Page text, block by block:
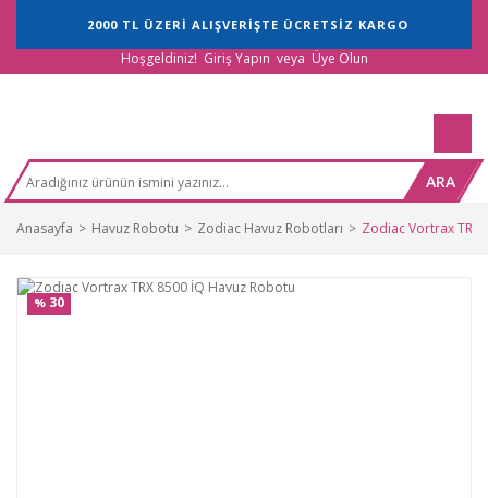
2000 TL ÜZERİ ALIŞVERİŞTE ÜCRETSİZ KARGO
Hoşgeldiniz! Giriş Yapın veya Üye Olun
ARA
Anasayfa Havuz Robotu Zodiac Havuz Robotları Zodiac Vortrax TRX
% 30